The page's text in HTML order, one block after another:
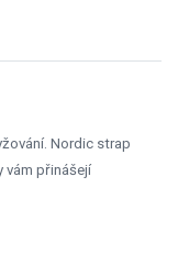
Nordic strap
vám přinášejí